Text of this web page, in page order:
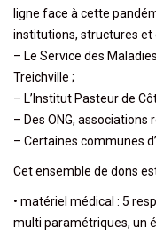
ligne face à cette
institutions, structures et
– Le Service des
Treichville ;
– L’Institut Pasteur de
– Des ONG,
– Certaines communes
Cet ensemble de dons
• matériel médical : 5
multi paramétriques, un